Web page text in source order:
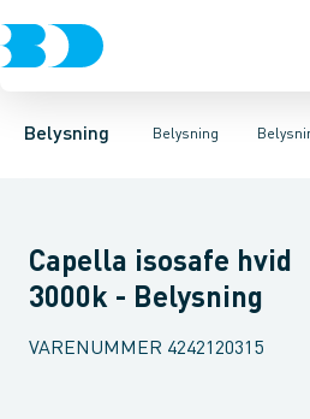
Belysning Belysning
Belysning
LyskilderBelysningsarmaturer
PendlerIndustriarmatur og
Capella isosafe hvid
3000k - Belysning
VARENUMMER 4242120315